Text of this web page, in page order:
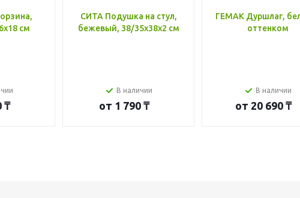
см
₸
СИТА Подушка на стул,
бежевый, 38/35x38x2 см
В наличии
от 1 790 ₸
ГЕМАК Дуршлаг,
оттенком
В наличии
от 20 690 ₸